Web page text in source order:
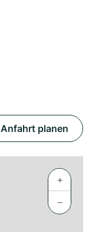
Anfahrt planen
+
−